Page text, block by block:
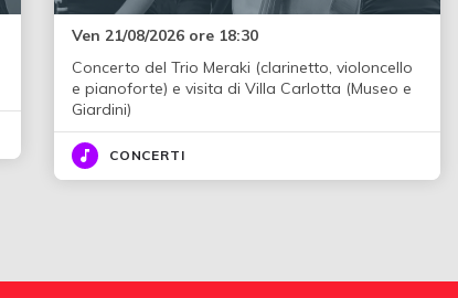
Ven 21/08/2026 ore 18:30
Concerto del Trio Meraki (clarinetto, violoncello
e pianoforte) e visita di Villa Carlotta (Museo e
Giardini)
CONCERTI